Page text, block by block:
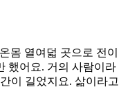
몸 열여덟 곳으로 전이
했어요. 거의 사람이라
이 길었지요. 삶이라고